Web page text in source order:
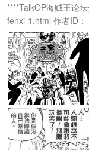
****TalkOP海贼王论
fenxi-1.html 作者ID：